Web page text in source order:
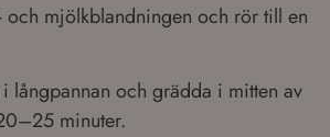
och mjölkblandningen och rör till en
långpannan och grädda i mitten av
minuter.